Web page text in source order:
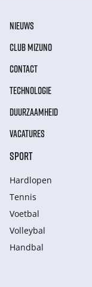
NIEUWS
CLUB MIZUNO
CONTACT
TECHNOLOGIE
DUURZAAMHEID
VACATURES
SPORT
Hardlopen
Tennis
Voetbal
Volleybal
Handbal